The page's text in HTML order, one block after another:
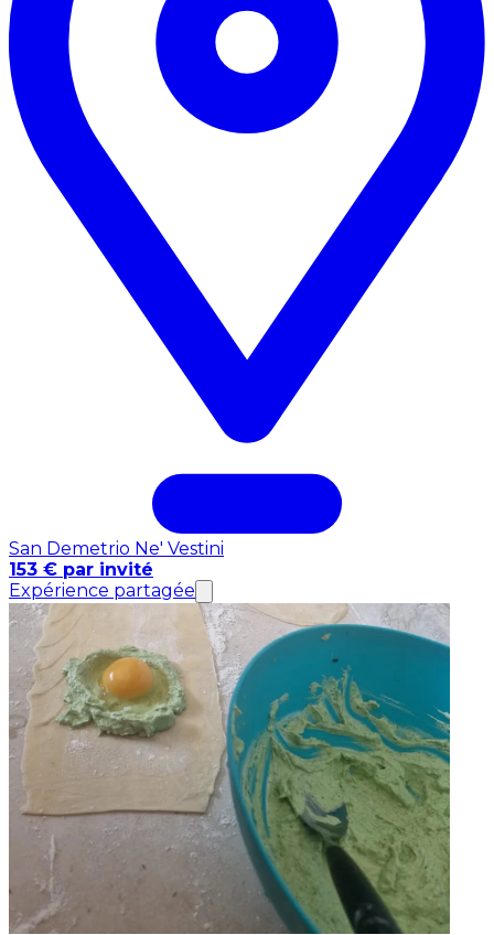
San Demetrio Ne' Vestini
153 € par invité
Expérience partagée